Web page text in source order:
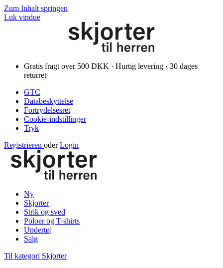
Zum Inhalt springen
Luk vindue
Gratis fragt over 500 DKK · Hurtig levering · 30 dages
returret
GTC
Databeskyttelse
Fortrydelsesret
Cookie-indstillinger
Tryk
Registrieren oder Login
Ny
Skjorter
Strik og sved
Poloer og T-shirts
Undertøj
Salg
Til kategori Skjorter